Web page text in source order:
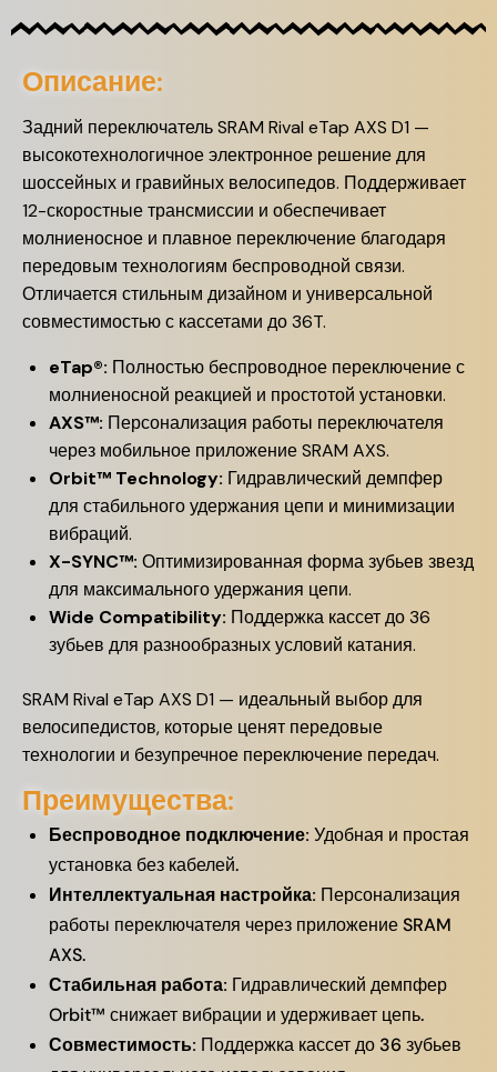
Описание:
Задний переключатель SRAM Rival eTap AXS D1 —
высокотехнологичное электронное решение для
шоссейных и гравийных велосипедов. Поддерживает
12-скоростные трансмиссии и обеспечивает
молниеносное и плавное переключение благодаря
передовым технологиям беспроводной связи.
Отличается стильным дизайном и универсальной
совместимостью с кассетами до 36T.
eTap®: Полностью беспроводное переключение с
молниеносной реакцией и простотой установки.
AXS™: Персонализация работы переключателя
через мобильное приложение SRAM AXS.
Orbit™ Technology: Гидравлический демпфер
для стабильного удержания цепи и минимизации
вибраций.
X-SYNC™: Оптимизированная форма зубьев звезд
для максимального удержания цепи.
Wide Compatibility: Поддержка кассет до 36
зубьев для разнообразных условий катания.
SRAM Rival eTap AXS D1 — идеальный выбор для
велосипедистов, которые ценят передовые
технологии и безупречное переключение передач.
Преимущества:
Беспроводное подключение: Удобная и простая
установка без кабелей.
Интеллектуальная настройка: Персонализация
работы переключателя через приложение SRAM
AXS.
Стабильная работа: Гидравлический демпфер
Orbit™ снижает вибрации и удерживает цепь.
Совместимость: Поддержка кассет до 36 зубьев